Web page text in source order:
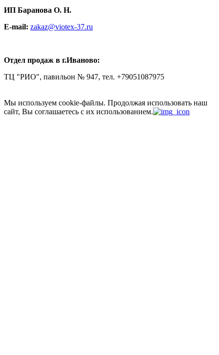
ИП Баранова О. Н.
E-mail: zakaz@viotex-37.ru
Отдел продаж в г.Иваново:
ТЦ "РИО", павильон № 947, тел. +79051087975
Мы используем cookie-файлы. Продолжая использовать наш
сайт, Вы соглашаетесь с их использованием.